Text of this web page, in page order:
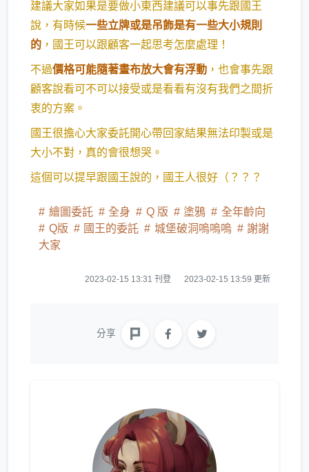
建議大家如果是要做小東西建議可以事先跟國王
說，有時候一些立牌或是吊飾是有一些大小規則
的 ，國王可以跟顧客一起思考怎麼處理！
不過價格可能隨著畫布放大會有浮動 ，也會事先跟
顧客說看可不可以接受或是看看有沒有我們之間折
衷的方案。
國王很擔心大家委託開心帶回家結果無法印製或是
大小不對，真的會很想哭。
這個可以提早跟國王說的，國王人很好（？？？
繪圖委託 全身 Q 版 塗鴉
全年齡向
Q版
國王的委託 城堡破洞嗚嗚嗚
謝謝
大家
2023-02-15 13:31 刊登 2023-02-15 13:59 更新
分享